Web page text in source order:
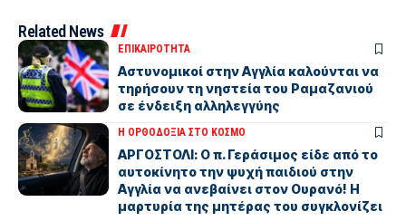
Related News
ΕΠΙΚΑΙΡΟΤΗΤΑ
Αστυνομικοί στην Αγγλία καλούνται να
τηρήσουν τη νηστεία του Ραμαζανιού
σε ένδειξη αλληλεγγύης
Η ΟΡΘΟΔΟΞΙΑ ΣΤΟ ΚΟΣΜΟ
ΑΡΓΟΣΤΟΛΙ: Ο π. Γεράσιμος είδε από το
αυτοκίνητο την ψυχή παιδιού στην
Αγγλία να ανεβαίνει στον Ουρανό! Η
μαρτυρία της μητέρας του συγκλονίζει